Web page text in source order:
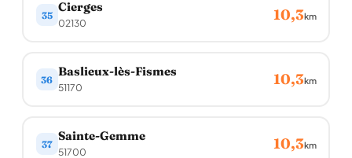
35
Cierges
02130 10,3km
36
Baslieux-lès-Fismes
51170 10,3km
37
Sainte-Gemme
51700 10,3km